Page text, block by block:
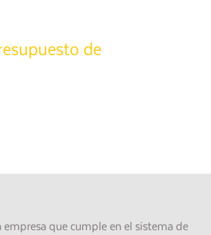
de
empresa que cumple en el sistema de